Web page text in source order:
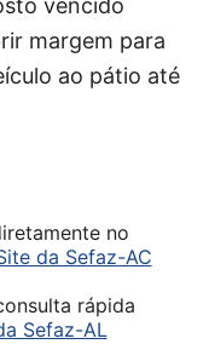
vencido
margem para
ao pátio até
no
da Sefaz-AC
rápida
Sefaz-AL